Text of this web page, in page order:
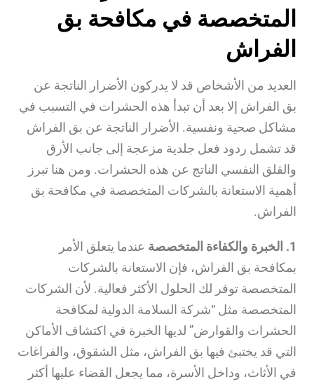
المتخصصة في مكافحة بق
الفراش
العديد من الأشخاص قد لا يدركون الأضرار الناتجة عن
بق الفراش إلا بعد أن تبدأ هذه الحشرات في التسبب في
مشاكل صحية ونفسية. الأضرار الناتجة عن بق الفراش
قد تشمل ردود فعل جلدية مزعجة إلى جانب الأرق
والقلق النفسي الناتج عن هذه الحشرات. ومن هنا تبرز
أهمية الاستعانة بالشركات المتخصصة في مكافحة بق
الفراش.
1. الخبرة والكفاءة المتخصصة
عندما يتعلق الأمر
بمكافحة بق الفراش، فإن الاستعانة بالشركات
المتخصصة توفر لك الحلول الأكثر فعالية. لأن الشركات
المتخصصة مثل “شركة السلامة الدولية لمكافحة
الحشرات والقوارض” لديها الخبرة في اكتشاف الأماكن
التي قد يختبئ فيها بق الفراش، مثل الشقوق، والفراغات
في الأثاث، وداخل الأسرة، مما يجعل القضاء عليها أكثر